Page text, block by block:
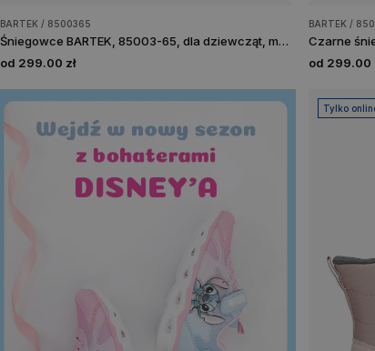
BARTEK / 8500365
Śniegowce BARTEK, 85003-65, dla dziewcząt, multicolor
od 299.00 zł
BARTEK /
Czarne
od 299.00
Tylko